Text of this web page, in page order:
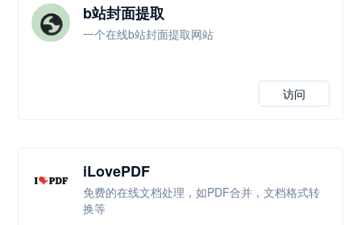
b站封面提取
一个在线b站封面提取网站
访问
iLovePDF
免费的在线文档处理，如PDF合并，文档格式转
换等